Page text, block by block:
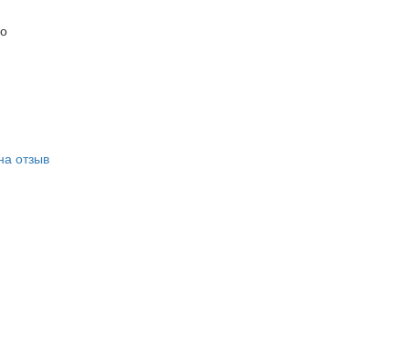
отзыв